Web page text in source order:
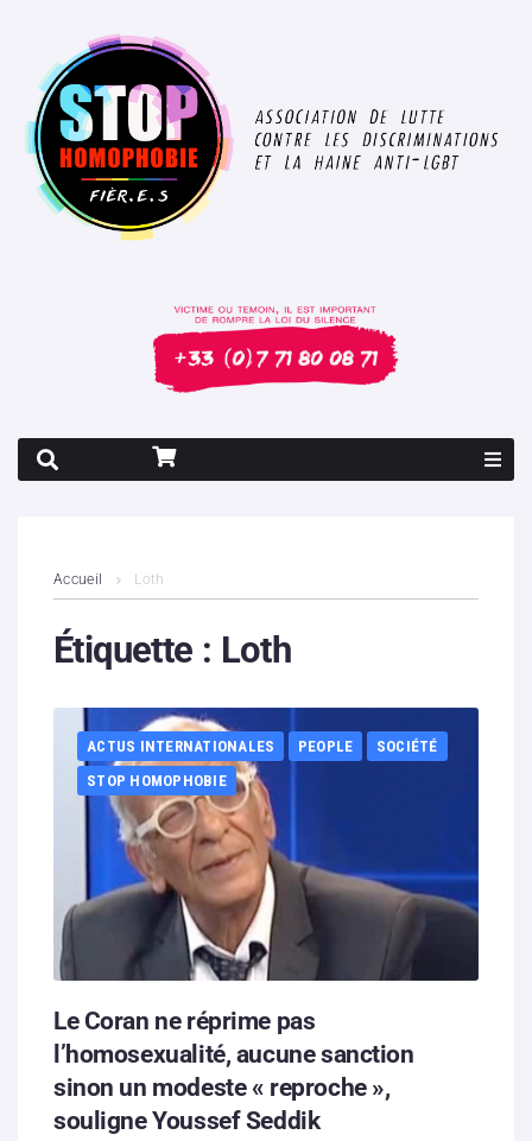
Contenus litigieux
Boutique
Partenaires
Hébergement solidaire
Accueil Loth
Étiquette : Loth
ACTUS INTERNATIONALES PEOPLE
SOCIÉTÉ
STOP HOMOPHOBIE
Le Coran ne réprime pas
l’homosexualité, aucune sanction
sinon un modeste « reproche »,
souligne Youssef Seddik